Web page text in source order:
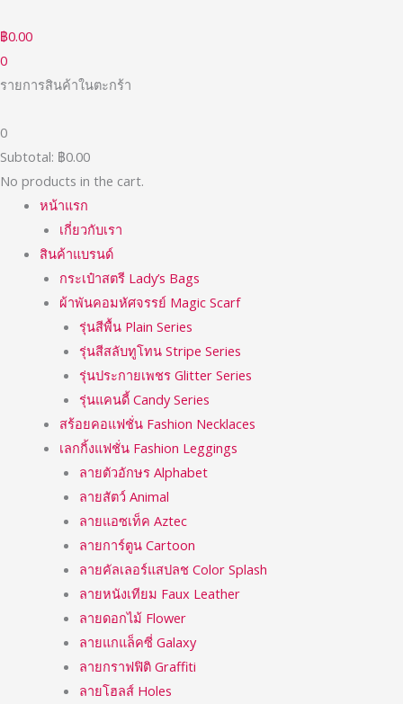
to
content
฿0.00
0
รายการสินค้าในตะกร้า
0
Subtotal: ฿0.00
No products in the cart.
หน้าแรก
เกี่ยวกับเรา
สินค้าแบรนด์
กระเป๋าสตรี Lady’s Bags
ผ้าพันคอมหัศจรรย์ Magic Scarf
รุ่นสีพื้น Plain Series
รุ่นสีสลับทูโทน Stripe Series
รุ่นประกายเพชร Glitter Series
รุ่นแคนดี้ Candy Series
สร้อยคอแฟชั่น Fashion Necklaces
เลกกิ้งแฟชั่น Fashion Leggings
ลายตัวอักษร Alphabet
ลายสัตว์ Animal
ลายแอซเท็ค Aztec
ลายการ์ตูน Cartoon
ลายคัลเลอร์แสปลช Color Splash
ลายหนังเทียม Faux Leather
ลายดอกไม้ Flower
ลายแกแล็คซี่ Galaxy
ลายกราฟฟิติ Graffiti
ลายโฮลส์ Holes